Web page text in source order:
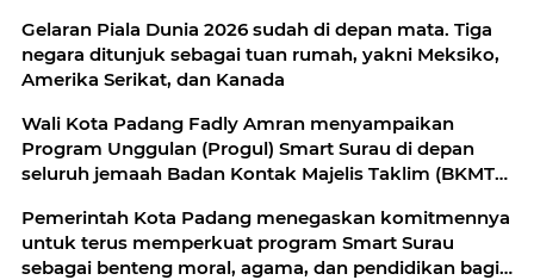
Gelaran Piala Dunia 2026 sudah di depan mata. Tiga
negara ditunjuk sebagai tuan rumah, yakni Meksiko,
Amerika Serikat, dan Kanada
Wali Kota Padang Fadly Amran menyampaikan
Program Unggulan (Progul) Smart Surau di depan
seluruh jemaah Badan Kontak Majelis Taklim (BKMT)
Pemerintah Kota Padang menegaskan komitmennya
untuk terus memperkuat program Smart Surau
sebagai benteng moral, agama, dan pendidikan bagi